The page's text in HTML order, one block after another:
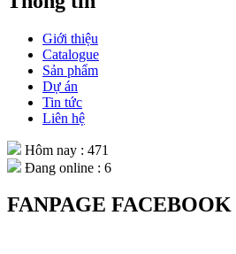
Giới thiệu
Catalogue
Sản phẩm
Dự án
Tin tức
Liên hệ
Hôm nay : 471
Đang online : 6
FANPAGE FACEBOOK